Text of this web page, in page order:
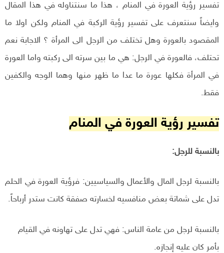
تفسير رؤية العورة في المنام ، هذا ما سنتناوله في هذا المقال
وايضاً سنتعرف على تفسير رؤية الركبة في المنام ولكن اولا ما
المقصود بالعورة وهل تختلف من الرجل الى المرأة ؟ الاجابة نعم
تحتلف، فالعورة في الرجل: هي ما بين سرته الى ركبته واما العورة
في المرأة فكلها عورة ما عدا ما ظهر منها وهما الوجه والكفين
فقط.
تفسير رؤية العورة في المنام
بالنسبة للرجل:
بالنسبة لرجل المال والأعمال والسياسيين: فرؤية العورة في الحلم
تدل على شماتة بعض منافسيه لخسارته صفقة كانت ستدر أرباحاً.
بالنسبة لرجل من عامة الناس: فهي تدل على تهاونه في القيام
بأمر كان عليه إنجازه.